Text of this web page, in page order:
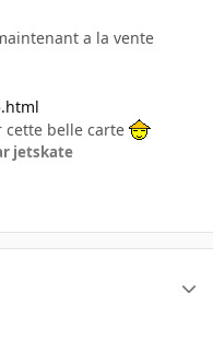
a la vente
cette belle carte
jetskate